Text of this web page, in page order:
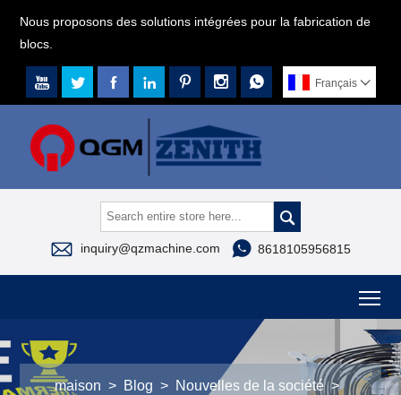
Nous proposons des solutions intégrées pour la fabrication de
blocs.
       Français 

 inquiry@qzmachine.com  8618105956815
maison > Blog > Nouvelles de la société >